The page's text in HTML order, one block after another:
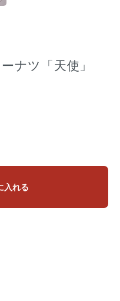
ナツ「天使」
入れる